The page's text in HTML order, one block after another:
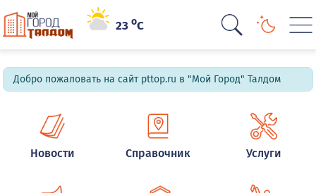
23oC
Добро пожаловать на сайт pttop.ru в "Мой Город" Талдом
Новости Справочник Услуги